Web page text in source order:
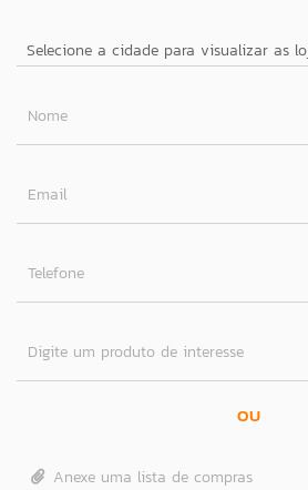
Nome
Email
Telefone
Digite um produto de interesse
OU
Anexe uma lista de compras